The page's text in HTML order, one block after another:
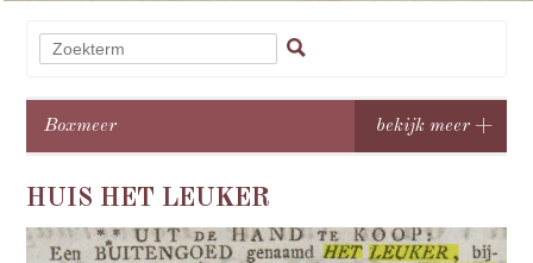
Boxmeer
HUIS HET LEUKER